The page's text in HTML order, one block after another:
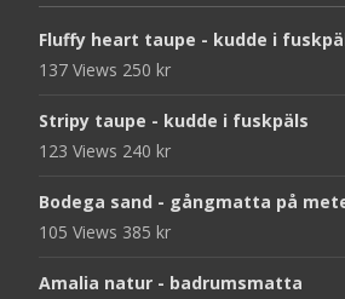
Fluffy heart taupe - kudde i
137 Views 250 kr
Stripy taupe - kudde i fuskpäls
123 Views 240 kr
Bodega sand - gångmatta på
105 Views 385 kr
Amalia natur - badrumsmatta